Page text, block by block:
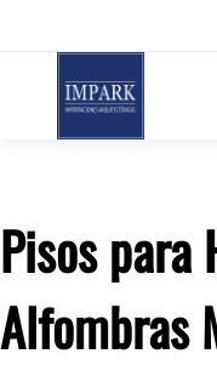
al
contenido
Pisos para
Alfombras